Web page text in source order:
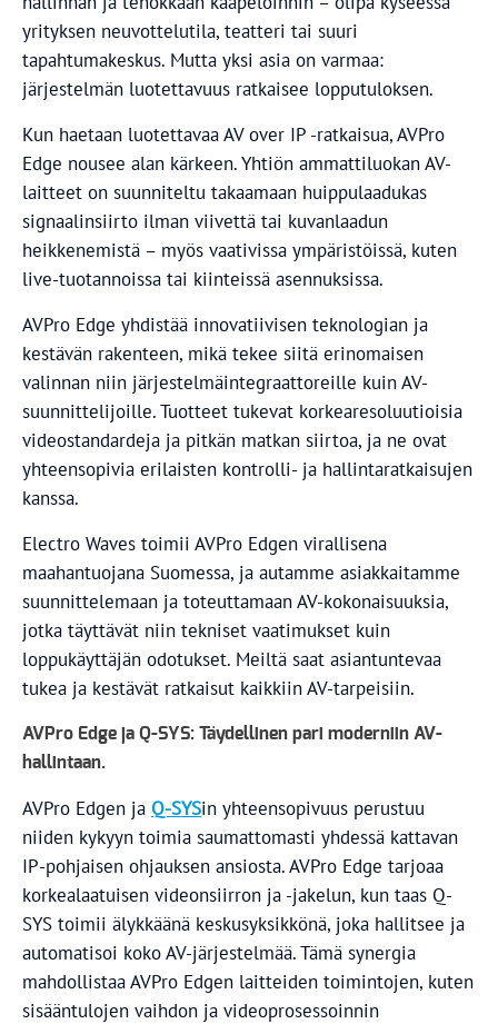
yrityksen neuvottelutila, teatteri tai suuri
tapahtumakeskus. Mutta yksi asia on varmaa:
järjestelmän luotettavuus ratkaisee lopputuloksen.
Kun haetaan luotettavaa AV over IP -ratkaisua, AVPro
Edge nousee alan kärkeen. Yhtiön ammattiluokan AV-
laitteet on suunniteltu takaamaan huippulaadukas
signaalinsiirto ilman viivettä tai kuvanlaadun
heikkenemistä – myös vaativissa ympäristöissä, kuten
live-tuotannoissa tai kiinteissä asennuksissa.
AVPro Edge yhdistää innovatiivisen teknologian ja
kestävän rakenteen, mikä tekee siitä erinomaisen
valinnan niin järjestelmäintegraattoreille kuin AV-
suunnittelijoille. Tuotteet tukevat korkearesoluutioisia
videostandardeja ja pitkän matkan siirtoa, ja ne ovat
yhteensopivia erilaisten kontrolli- ja hallintaratkaisujen
kanssa.
Electro Waves toimii AVPro Edgen virallisena
maahantuojana Suomessa, ja autamme asiakkaitamme
suunnittelemaan ja toteuttamaan AV-kokonaisuuksia,
jotka täyttävät niin tekniset vaatimukset kuin
loppukäyttäjän odotukset. Meiltä saat asiantuntevaa
tukea ja kestävät ratkaisut kaikkiin AV-tarpeisiin.
AVPro Edge ja Q-SYS: Täydellinen pari moderniin AV-
hallintaan.
AVPro Edgen ja Q-SYSin yhteensopivuus perustuu
niiden kykyyn toimia saumattomasti yhdessä kattavan
IP-pohjaisen ohjauksen ansiosta. AVPro Edge tarjoaa
korkealaatuisen videonsiirron ja -jakelun, kun taas Q-
SYS toimii älykkäänä keskusyksikkönä, joka hallitsee ja
automatisoi koko AV-järjestelmää. Tämä synergia
mahdollistaa AVPro Edgen laitteiden toimintojen, kuten
sisääntulojen vaihdon ja videoprosessoinnin